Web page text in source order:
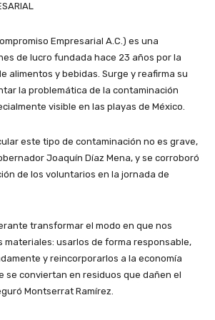
Empresarial A.C.) es una
de lucro fundada hace 23 años por la
alimentos y bebidas. Surge y reafirma su
la problemática de la contaminación
visible en las playas de México.
este tipo de contaminación no es grave,
Joaquín Díaz Mena, y se corroboró
de los voluntarios en la jornada de
transformar el modo en que nos
materiales: usarlos de forma responsable,
y reincorporarlos a la economía
se conviertan en residuos que dañen el
Montserrat Ramírez.